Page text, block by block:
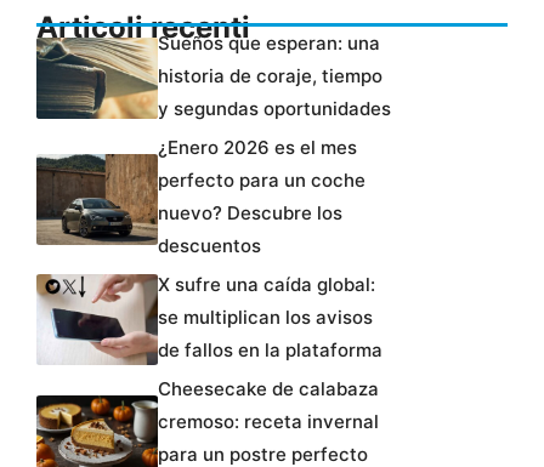
Articoli recentiSueños que esperan: una
historia de coraje, tiempo
y segundas oportunidades
¿Enero 2026 es el mes
perfecto para un coche
nuevo? Descubre los
descuentos
X sufre una caída global:
se multiplican los avisos
de fallos en la plataforma
Cheesecake de calabaza
cremoso: receta invernal
para un postre perfecto